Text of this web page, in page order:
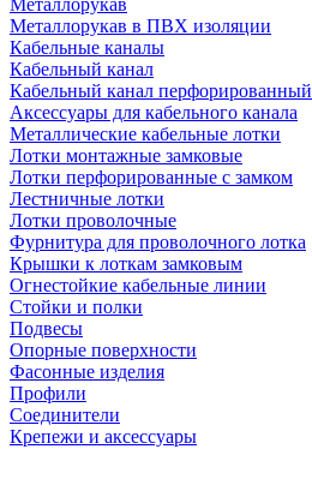
Металлорукав
Металлорукав в ПВХ изоляции
Кабельные каналы
Кабельный канал
Кабельный канал перфорированный
Аксессуары для кабельного канала
Металлические кабельные лотки
Лотки монтажные замковые
Лотки перфорированные с замком
Лестничные лотки
Лотки проволочные
Фурнитура для проволочного лотка
Крышки к лоткам замковым
Огнестойкие кабельные линии
Стойки и полки
Подвесы
Опорные поверхности
Фасонные изделия
Профили
Соединители
Крепежи и аксессуары